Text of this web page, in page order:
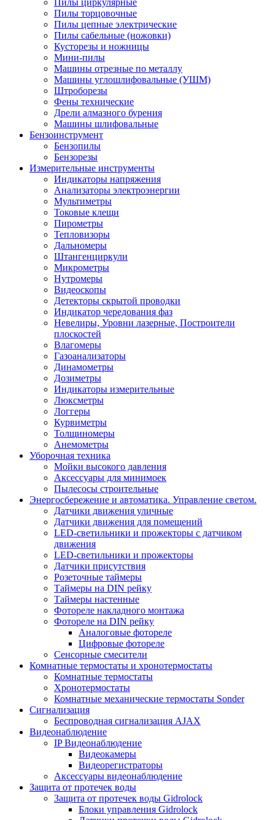
Пилы циркулярные
Пилы торцовочные
Пилы цепные электрические
Пилы сабельные (ножовки)
Кусторезы и ножницы
Мини-пилы
Машины отрезные по металлу
Машины углошлифовальные (УШМ)
Штроборезы
Фены технические
Дрели алмазного бурения
Машины шлифовальные
Бензоинструмент
Бензопилы
Бензорезы
Измерительные инструменты
Индикаторы напряжения
Анализаторы электроэнергии
Мультиметры
Токовые клещи
Пирометры
Тепловизоры
Дальномеры
Штангенциркули
Микрометры
Нутромеры
Видеоскопы
Детекторы скрытой проводки
Индикатор чередования фаз
Невелиры, Уровни лазерные, Построители
плоскостей
Влагомеры
Газоанализаторы
Динамометры
Дозиметры
Индикаторы измерительные
Люксметры
Логгеры
Курвиметры
Толщиномеры
Анемометры
Уборочная техника
Мойки высокого давления
Аксессуары для минимоек
Пылесосы строительные
Энергосбережение и автоматика. Управление светом.
Датчики движения уличные
Датчики движения для помещений
LED-светильники и прожекторы с датчиком
движения
LED-светильники и прожекторы
Датчики присутствия
Розеточные таймеры
Таймеры на DIN рейку
Таймеры настенные
Фотореле накладного монтажа
Фотореле на DIN рейку
Аналоговые фотореле
Цифровые фотореле
Сенсорные смесители
Комнатные термостаты и хронотермостаты
Комнатные термостаты
Хронотермостаты
Комнатные механические термостаты Sonder
Сигнализация
Беспроводная сигнализация AJAX
Видеонаблюдение
IP Видеонаблюдение
Видеокамеры
Видеорегистраторы
Аксессуары видеонаблюдение
Защита от протечек воды
Защита от протечек воды Gidrolock
Блоки управления Gidrolock